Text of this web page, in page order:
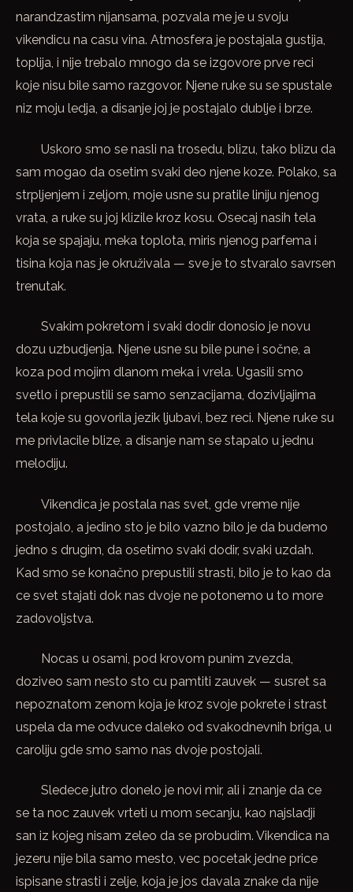
narandzastim nijansama, pozvala me je u svoju
vikendicu na casu vina. Atmosfera je postajala gustija,
toplija, i nije trebalo mnogo da se izgovore prve reci
koje nisu bile samo razgovor. Njene ruke su se spustale
niz moju ledja, a disanje joj je postajalo dublje i brze.
Uskoro smo se nasli na trosedu, blizu, tako blizu da
sam mogao da osetim svaki deo njene koze. Polako, sa
strpljenjem i zeljom, moje usne su pratile liniju njenog
vrata, a ruke su joj klizile kroz kosu. Osecaj nasih tela
koja se spajaju, meka toplota, miris njenog parfema i
tisina koja nas je okruživala — sve je to stvaralo savrsen
trenutak.
Svakim pokretom i svaki dodir donosio je novu
dozu uzbudjenja. Njene usne su bile pune i sočne, a
koza pod mojim dlanom meka i vrela. Ugasili smo
svetlo i prepustili se samo senzacijama, dozivljajima
tela koje su govorila jezik ljubavi, bez reci. Njene ruke su
me privlacile blize, a disanje nam se stapalo u jednu
melodiju.
Vikendica je postala nas svet, gde vreme nije
postojalo, a jedino sto je bilo vazno bilo je da budemo
jedno s drugim, da osetimo svaki dodir, svaki uzdah.
Kad smo se konačno prepustili strasti, bilo je to kao da
ce svet stajati dok nas dvoje ne potonemo u to more
zadovoljstva.
Nocas u osami, pod krovom punim zvezda,
doziveo sam nesto sto cu pamtiti zauvek — susret sa
nepoznatom zenom koja je kroz svoje pokrete i strast
uspela da me odvuce daleko od svakodnevnih briga, u
caroliju gde smo samo nas dvoje postojali.
Sledece jutro donelo je novi mir, ali i znanje da ce
se ta noc zauvek vrteti u mom secanju, kao najsladji
san iz kojeg nisam zeleo da se probudim. Vikendica na
jezeru nije bila samo mesto, vec pocetak jedne price
ispisane strasti i zelje, koja je jos davala znake da nije